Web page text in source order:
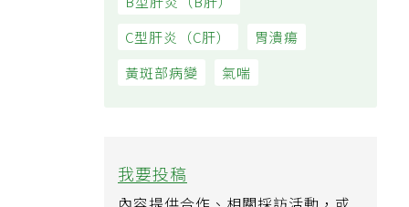
B型肝炎（B肝）
C型肝炎（C肝）
我要投稿